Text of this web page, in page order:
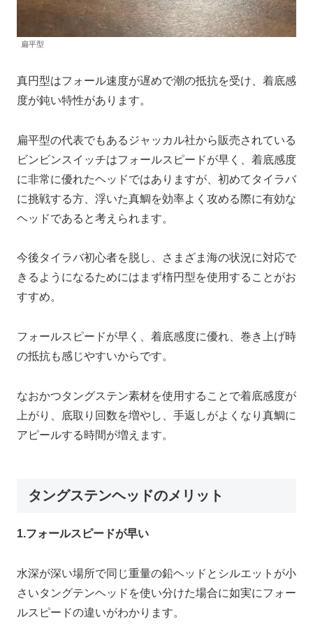
扁平型
真円型はフォール速度が遅めで潮の抵抗を受け、着底感
度が鈍い特性があります。
扁平型の代表でもあるジャッカル社から販売されている
ビンビンスイッチはフォールスピードが早く、着底感度
に非常に優れたヘッドではありますが、初めてタイラバ
に挑戦する方、浮いた真鯛を効率よく攻める際に有効な
ヘッドであると考えられます。
今後タイラバ初心者を脱し、さまざま海の状況に対応で
きるようになるためにはまず楕円型を使用することがお
すすめ。
フォールスピードが早く、着底感度に優れ、巻き上げ時
の抵抗も感じやすいからです。
なおかつタングステン素材を使用することで着底感度が
上がり、底取り回数を増やし、手返しがよくなり真鯛に
アピールする時間が増えます。
タングステンヘッドのメリット
1.フォールスピードが早い
水深が深い場所で同じ重量の鉛ヘッドとシルエットが小
さいタングテンヘッドを使い分けた場合に如実にフォー
ルスピードの違いがわかります。